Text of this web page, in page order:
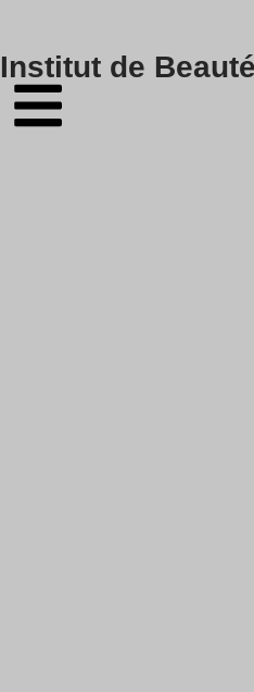
Skip
to
content
Institut de